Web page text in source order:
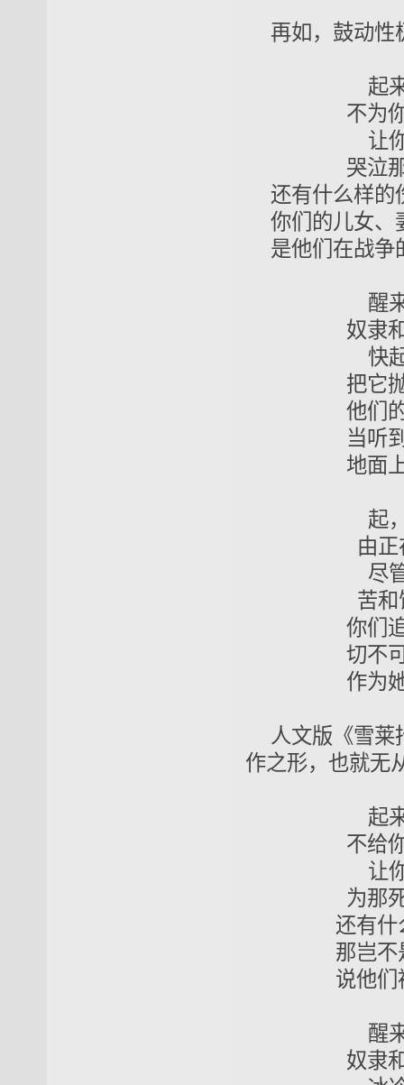
再如，鼓动性
起来，
不为你们
让你们的
哭泣那死
还有什么样的
你们的儿女、
是他们在战争
醒来，
奴隶和暴
快起来挣
把它抛弃
他们的骨
当听到了
地面上神
起，把
由正在扬
尽管在一
苦和饥馑
你们追随
切不可参
作为她的
人文版《雪莱
作之形，也就无
起来，
不给你们
让你们
为那死去
还有什么
那岂不是
说他们被
醒来，
奴隶和暴